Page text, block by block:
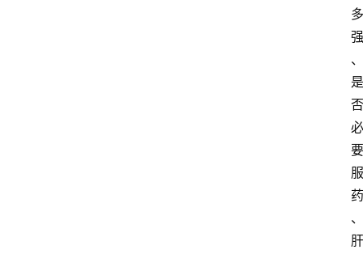
多
强
、
是
否
必
要
服
药
、
肝